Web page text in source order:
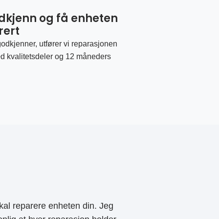
og få enheten
utfører vi reparasjonen
kvalitetsdeler og 12 måneders
reparere enheten din. Jeg